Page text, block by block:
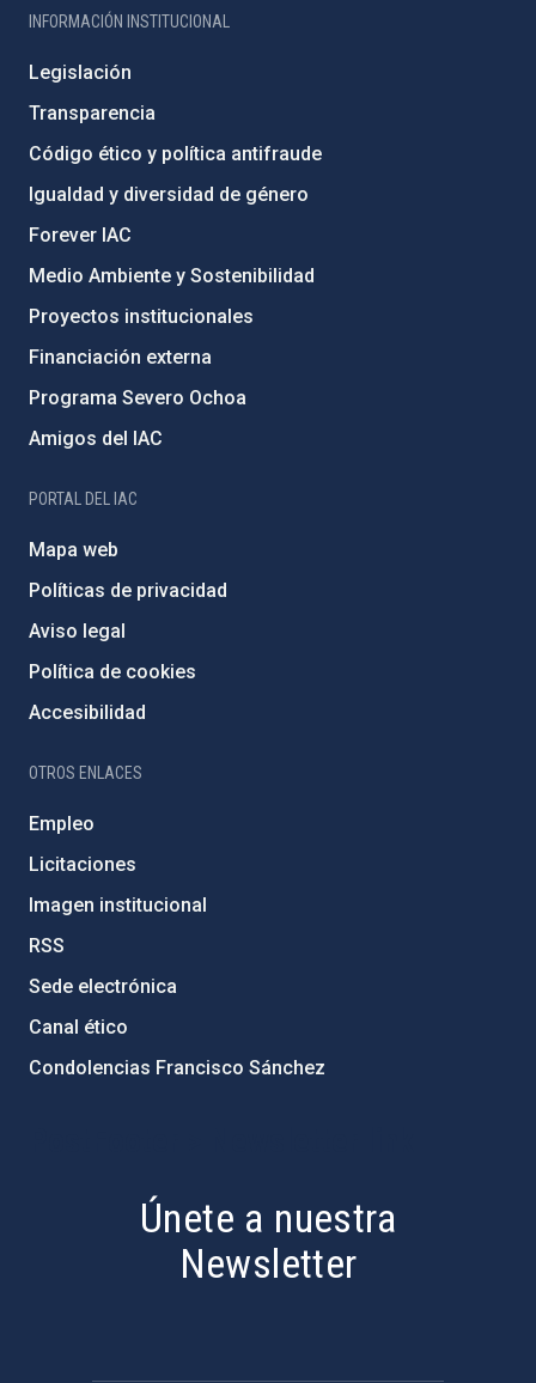
INFORMACIÓN INSTITUCIONAL
Legislación
Transparencia
Código ético y política antifraude
Igualdad y diversidad de género
Forever IAC
Medio Ambiente y Sostenibilidad
Proyectos institucionales
Financiación externa
Programa Severo Ochoa
Amigos del IAC
PORTAL DEL IAC
Mapa web
Políticas de privacidad
Aviso legal
Política de cookies
Accesibilidad
OTROS ENLACES
Empleo
Licitaciones
Imagen institucional
RSS
Sede electrónica
Canal ético
Condolencias Francisco Sánchez
Únete a nuestra
Newsletter